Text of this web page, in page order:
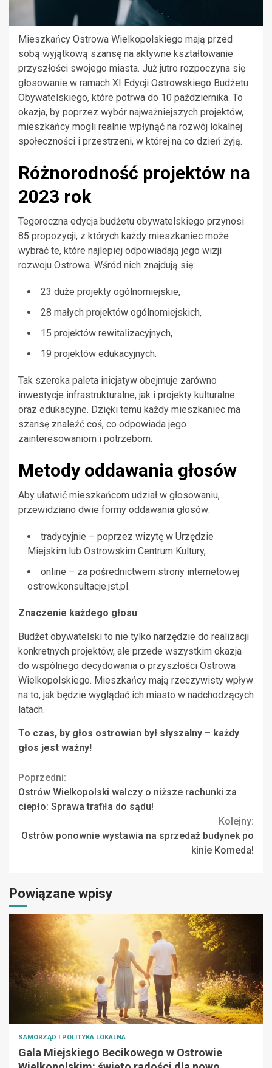
Mieszkańcy Ostrowa Wielkopolskiego mają przed
sobą wyjątkową szansę na aktywne kształtowanie
przyszłości swojego miasta. Już jutro rozpoczyna się
głosowanie w ramach XI Edycji Ostrowskiego Budżetu
Obywatelskiego, które potrwa do 10 października. To
okazja, by poprzez wybór najważniejszych projektów,
mieszkańcy mogli realnie wpłynąć na rozwój lokalnej
społeczności i przestrzeni, w której na co dzień żyją.
Różnorodność projektów na
2023 rok
Tegoroczna edycja budżetu obywatelskiego przynosi
85 propozycji, z których każdy mieszkaniec może
wybrać te, które najlepiej odpowiadają jego wizji
rozwoju Ostrowa. Wśród nich znajdują się:
23 duże projekty ogólnomiejskie,
28 małych projektów ogólnomiejskich,
15 projektów rewitalizacyjnych,
19 projektów edukacyjnych.
Tak szeroka paleta inicjatyw obejmuje zarówno
inwestycje infrastrukturalne, jak i projekty kulturalne
oraz edukacyjne. Dzięki temu każdy mieszkaniec ma
szansę znaleźć coś, co odpowiada jego
zainteresowaniom i potrzebom.
Metody oddawania głosów
Aby ułatwić mieszkańcom udział w głosowaniu,
przewidziano dwie formy oddawania głosów:
tradycyjnie – poprzez wizytę w Urzędzie
Miejskim lub Ostrowskim Centrum Kultury,
online – za pośrednictwem strony internetowej
ostrow.konsultacje.jst.pl.
Znaczenie każdego głosu
Budżet obywatelski to nie tylko narzędzie do realizacji
konkretnych projektów, ale przede wszystkim okazja
do wspólnego decydowania o przyszłości Ostrowa
Wielkopolskiego. Mieszkańcy mają rzeczywisty wpływ
na to, jak będzie wyglądać ich miasto w nadchodzących
latach.
To czas, by głos ostrowian był słyszalny – każdy
głos jest ważny!
Continue
Reading
Poprzedni:
Ostrów Wielkopolski walczy o niższe rachunki za
ciepło: Sprawa trafiła do sądu!
Kolejny:
Ostrów ponownie wystawia na sprzedaż budynek po
kinie Komeda!
Powiązane wpisy
SAMORZĄD I POLITYKA LOKALNA
Gala Miejskiego Becikowego w Ostrowie